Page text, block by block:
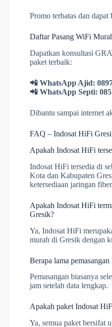
Promo terbatas dan
Daftar Pasang WiFi
Dapatkan konsultasi
paket terbaik:
📲 WhatsApp Ajid:
📲 WhatsApp Septi:
Dibantu sampai internet
FAQ – Indosat HiFi
Apakah Indosat HiFi
Indosat HiFi tersedia di
Kota dan Kabupaten
ketersediaan jaringan
Apakah Indosat HiFi
Gresik?
Ya, Indosat HiFi
murah di Gresik dengan
Berapa lama
Pemasangan biasanya
jam setelah data lengkap.
Apakah paket Indosat
Ya, semua paket bersifat